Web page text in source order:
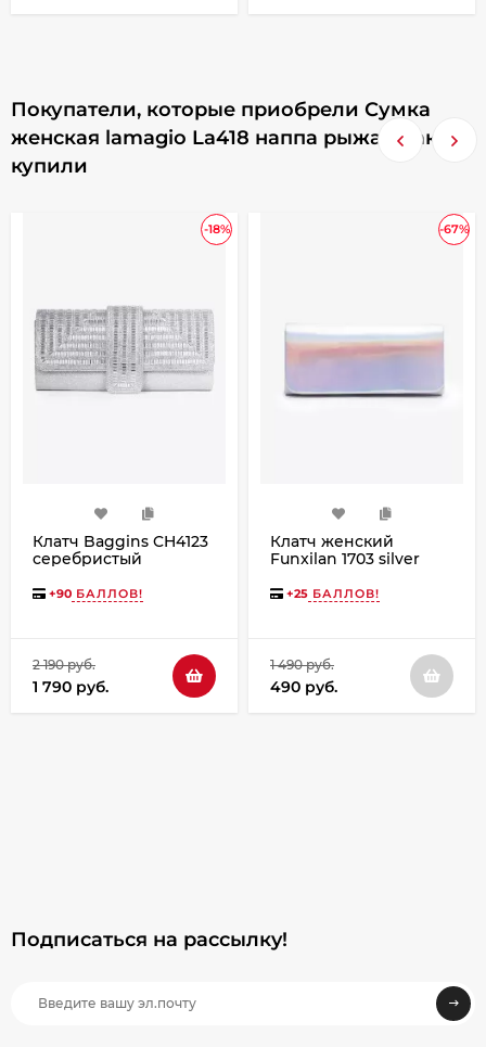
Покупатели, которые приобрели Сумка
женская lamagio La418 наппа рыжая, также
купили
-18%
Клатч Baggins CH4123
серебристый
+90 БАЛЛОВ!
2 190 руб.
1 790 руб.
-67%
Клатч женский
Funxilan 1703 silver
+25 БАЛЛОВ!
1 490 руб.
490 руб.
Подписаться на рассылкy!